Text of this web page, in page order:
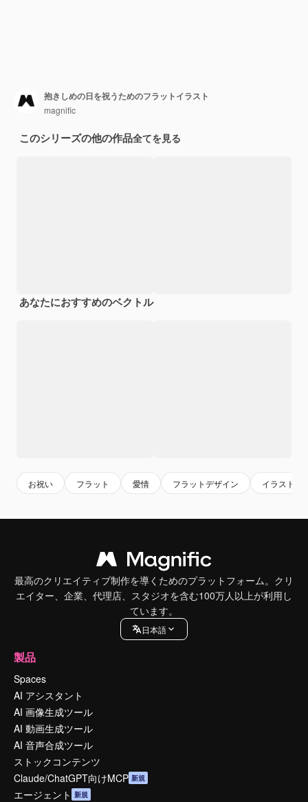
抱きしめの日を祝うためのフラットイラスト
magnific
このシリーズの他の作品全てを見る
あなたにおすすめのベクトル
お祝い フラット 愛情 フラットデザイン イラスト
最高のクリエイティブ制作を導くためのプラットフォーム。クリ
エイター、企業、代理店、スタジオを含む100万人以上が利用し
ています。
日本語
製品
Spaces
AI アシスタント
AI 画像生成ツール
AI 動画生成ツール
AI 音声合成ツール
ストックコンテンツ
Claude/ChatGPT向けMCP 新規
エージェント 新規